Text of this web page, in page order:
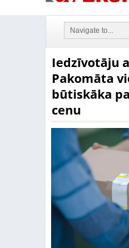
Iedzīvotāju
Pakomāta
būtiskāka
cenu